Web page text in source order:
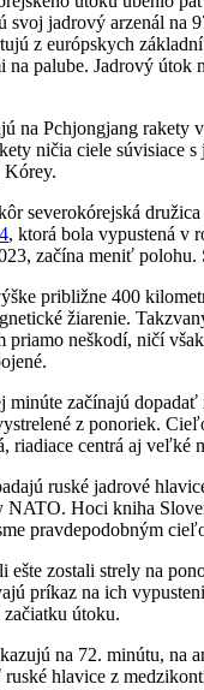
svoj jadrový arzenál na
z európskych
na palube. Jadrový útok
na Pchjongjang rakety
ničia ciele súvisiace s
Kórey.
severokórejská družica
, ktorá bola vypustená v
začína meniť polohu.
približne 400
žiarenie.
priamo neškodí, ničí
minúte začínajú
z ponoriek.
riadiace centrá aj veľké
ruské jadrové
NATO. Hoci kniha
pravdepodobným
ešte zostali strely na
príkaz na ich
útoku.
na 72. minútu, na
hlavice z